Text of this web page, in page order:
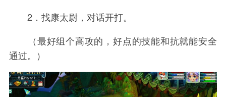
2．找康太尉，对话开打。
（最好组个高攻的，好点的技能和抗就能安全
通过。）